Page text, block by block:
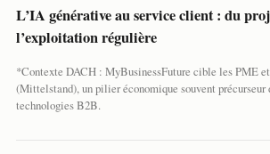
L’IA générative au service client : du
l’exploitation régulière
*Contexte DACH : MyBusinessFuture cible les PME
(Mittelstand), un pilier économique souvent précurseur
technologies B2B.